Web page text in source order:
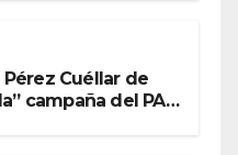
Pérez Cuéllar de
campaña del PAN